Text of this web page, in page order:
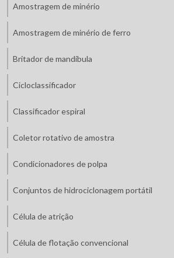
Amostragem de minério
Amostragem de minério de ferro
Britador de mandíbula
Cicloclassificador
Classificador espiral
Coletor rotativo de amostra
Condicionadores de polpa
Conjuntos de hidrociclonagem portátil
Célula de atrição
Célula de flotação convencional